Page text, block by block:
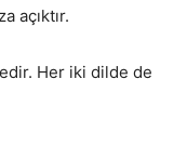
açıktır.
Her iki dilde de